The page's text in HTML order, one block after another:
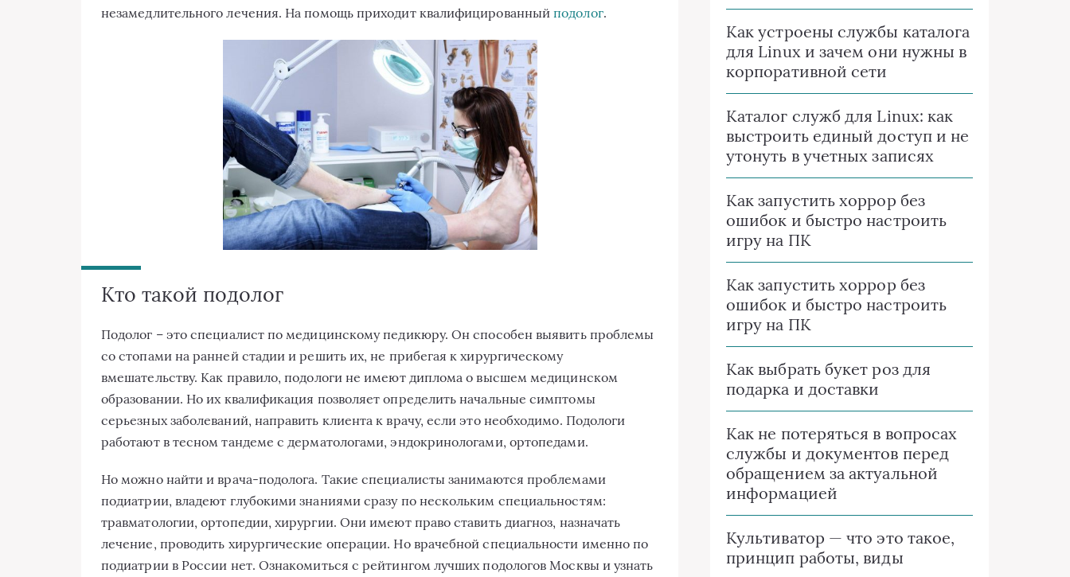
незамедлительного лечения. На помощь приходит квалифицированныйподолог.
Кто такой подолог
Подолог – это специалист по медицинскому педикюру. Он способен выявить проблемы
со стопами на ранней стадии и решить их, не прибегая к хирургическому
вмешательству. Как правило, подологи не имеют диплома о высшем медицинском
образовании. Но их квалификация позволяет определить начальные симптомы
серьезных заболеваний, направить клиента к врачу, если это необходимо. Подологи
работают в тесном тандеме с дерматологами, эндокринологами, ортопедами.
Но можно найти и врача-подолога. Такие специалисты занимаются проблемами
подиатрии, владеют глубокими знаниями сразу по нескольким специальностям:
травматологии, ортопедии, хирургии. Они имеют право ставить диагноз, назначать
лечение, проводить хирургические операции. Но врачебной специальности именно по
подиатрии в России нет. Ознакомиться с рейтингом лучших подологов Москвы и узнать
Как устроены службы каталога
для Linux и зачем они нужны в
корпоративной сети
Каталог служб для Linux: как
выстроить единый доступ и не
утонуть в учетных записях
Как запустить хоррор без
ошибок и быстро настроить
игру на ПК
Как запустить хоррор без
ошибок и быстро настроить
игру на ПК
Как выбрать букет роз для
подарка и доставки
Как не потеряться в вопросах
службы и документов перед
обращением за актуальной
информацией
Культиватор — что это такое,
принцип работы, виды